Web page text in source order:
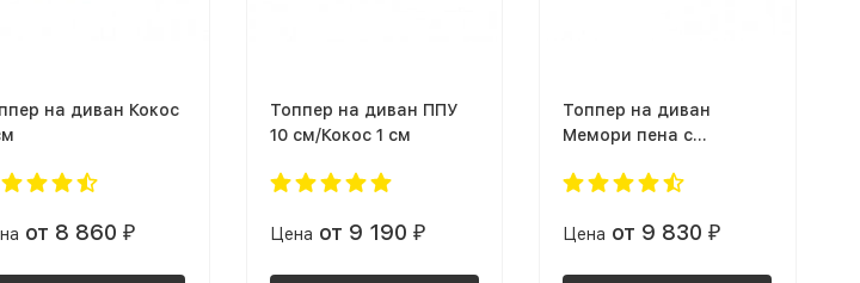
на диван Кокос
от 8 860 ₽
Топпер на диван ППУ
10 см/Кокос 1 см
Цена от 9 190 ₽
Топпер на диван
Мемори пена с
Цена от 9 830 ₽